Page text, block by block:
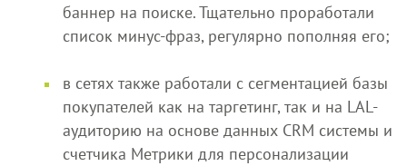
баннер на поиске. Тщательно проработали
список минус-фраз, регулярно пополняя его;
в сетях также работали с сегментацией базы
покупателей как на таргетинг, так и на LAL-
аудиторию на основе данных CRM системы и
счетчика Метрики для персонализации